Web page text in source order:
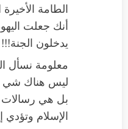
الطامة
أنك جعلت
يدخلون الجنة!!!
معلومة نسأل
ليس هناك شي
بل هي
الإسلام وتؤدي